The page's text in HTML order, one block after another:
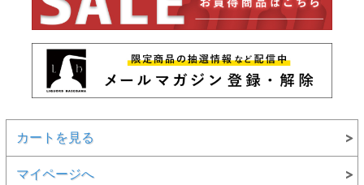
カートを見る
マイページへ